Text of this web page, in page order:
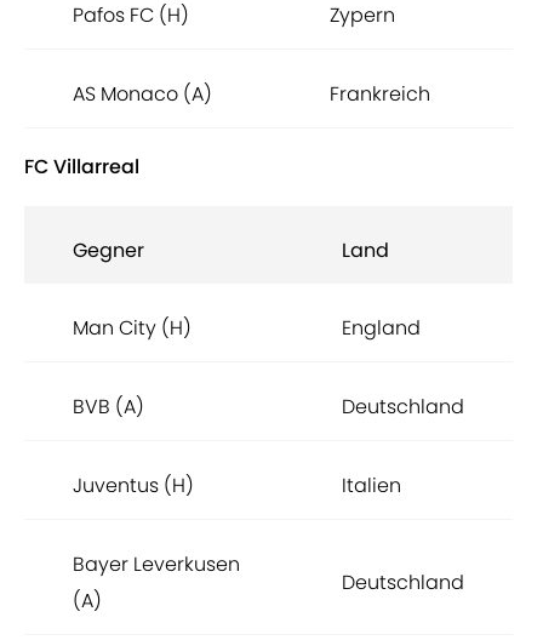
Pafos FC (H) Zypern
AS Monaco (A) Frankreich
FC Villarreal
Gegner Land
Man City (H) England
BVB (A) Deutschland
Juventus (H) Italien
Bayer Leverkusen
(A)
Deutschland